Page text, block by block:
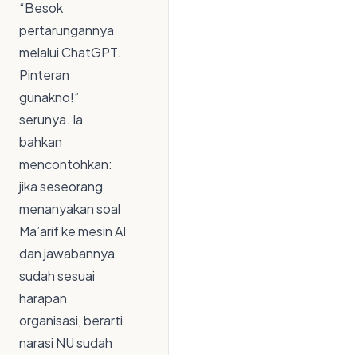
“Besok
pertarungannya
melalui ChatGPT.
Pinteran
gunakno!”
serunya. Ia
bahkan
mencontohkan:
jika seseorang
menanyakan soal
Ma’arif ke mesin AI
dan jawabannya
sudah sesuai
harapan
organisasi, berarti
narasi NU sudah